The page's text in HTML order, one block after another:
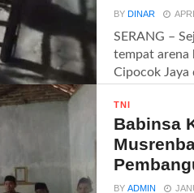
BYDINAR
SERANG –
tempat arena
Cipocok Jaya
TNI
Babinsa
BYADMIN